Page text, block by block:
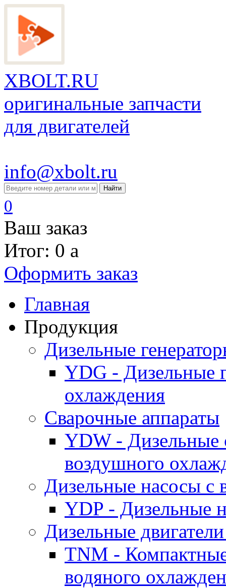
XBOLT.RU
оригинальные запчасти
для двигателей
info@xbolt.ru
Найти
0
Ваш заказ
Итог: 0 a
Оформить заказ
Главная
Продукция
Дизельные
YDG - Дизельные
охлаждения
Cварочные аппараты
YDW - Дизельные
воздушного
Дизельные насосы
YDP - Дизельные
Дизельные
TNM -
водяного